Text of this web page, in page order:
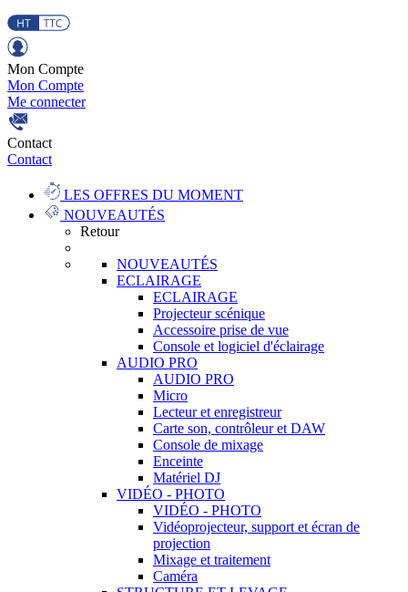
Mon Compte
Mon Compte
Me connecter
Contact
Contact
LES OFFRES DU MOMENT
NOUVEAUTÉS
Retour
NOUVEAUTÉS
ECLAIRAGE
ECLAIRAGE
Projecteur scénique
Accessoire prise de vue
Console et logiciel d'éclairage
AUDIO PRO
AUDIO PRO
Micro
Lecteur et enregistreur
Carte son, contrôleur et DAW
Console de mixage
Enceinte
Matériel DJ
VIDÉO - PHOTO
VIDÉO - PHOTO
Vidéoprojecteur, support et écran de
projection
Mixage et traitement
Caméra